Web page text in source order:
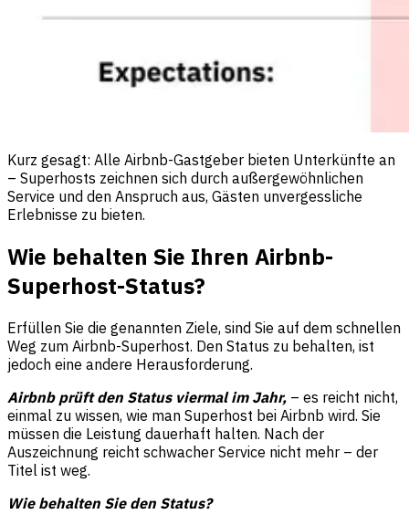
Kurz gesagt: Alle Airbnb-Gastgeber bieten Unterkünfte an
– Superhosts zeichnen sich durch außergewöhnlichen
Service und den Anspruch aus, Gästen unvergessliche
Erlebnisse zu bieten.
Wie behalten Sie Ihren Airbnb-
Superhost-Status?
Erfüllen Sie die genannten Ziele, sind Sie auf dem schnellen
Weg zum Airbnb-Superhost. Den Status zu behalten, ist
jedoch eine andere Herausforderung.
Airbnb prüft den Status viermal im Jahr, – es reicht nicht,
einmal zu wissen, wie man Superhost bei Airbnb wird. Sie
müssen die Leistung dauerhaft halten. Nach der
Auszeichnung reicht schwacher Service nicht mehr – der
Titel ist weg.
Wie behalten Sie den Status?